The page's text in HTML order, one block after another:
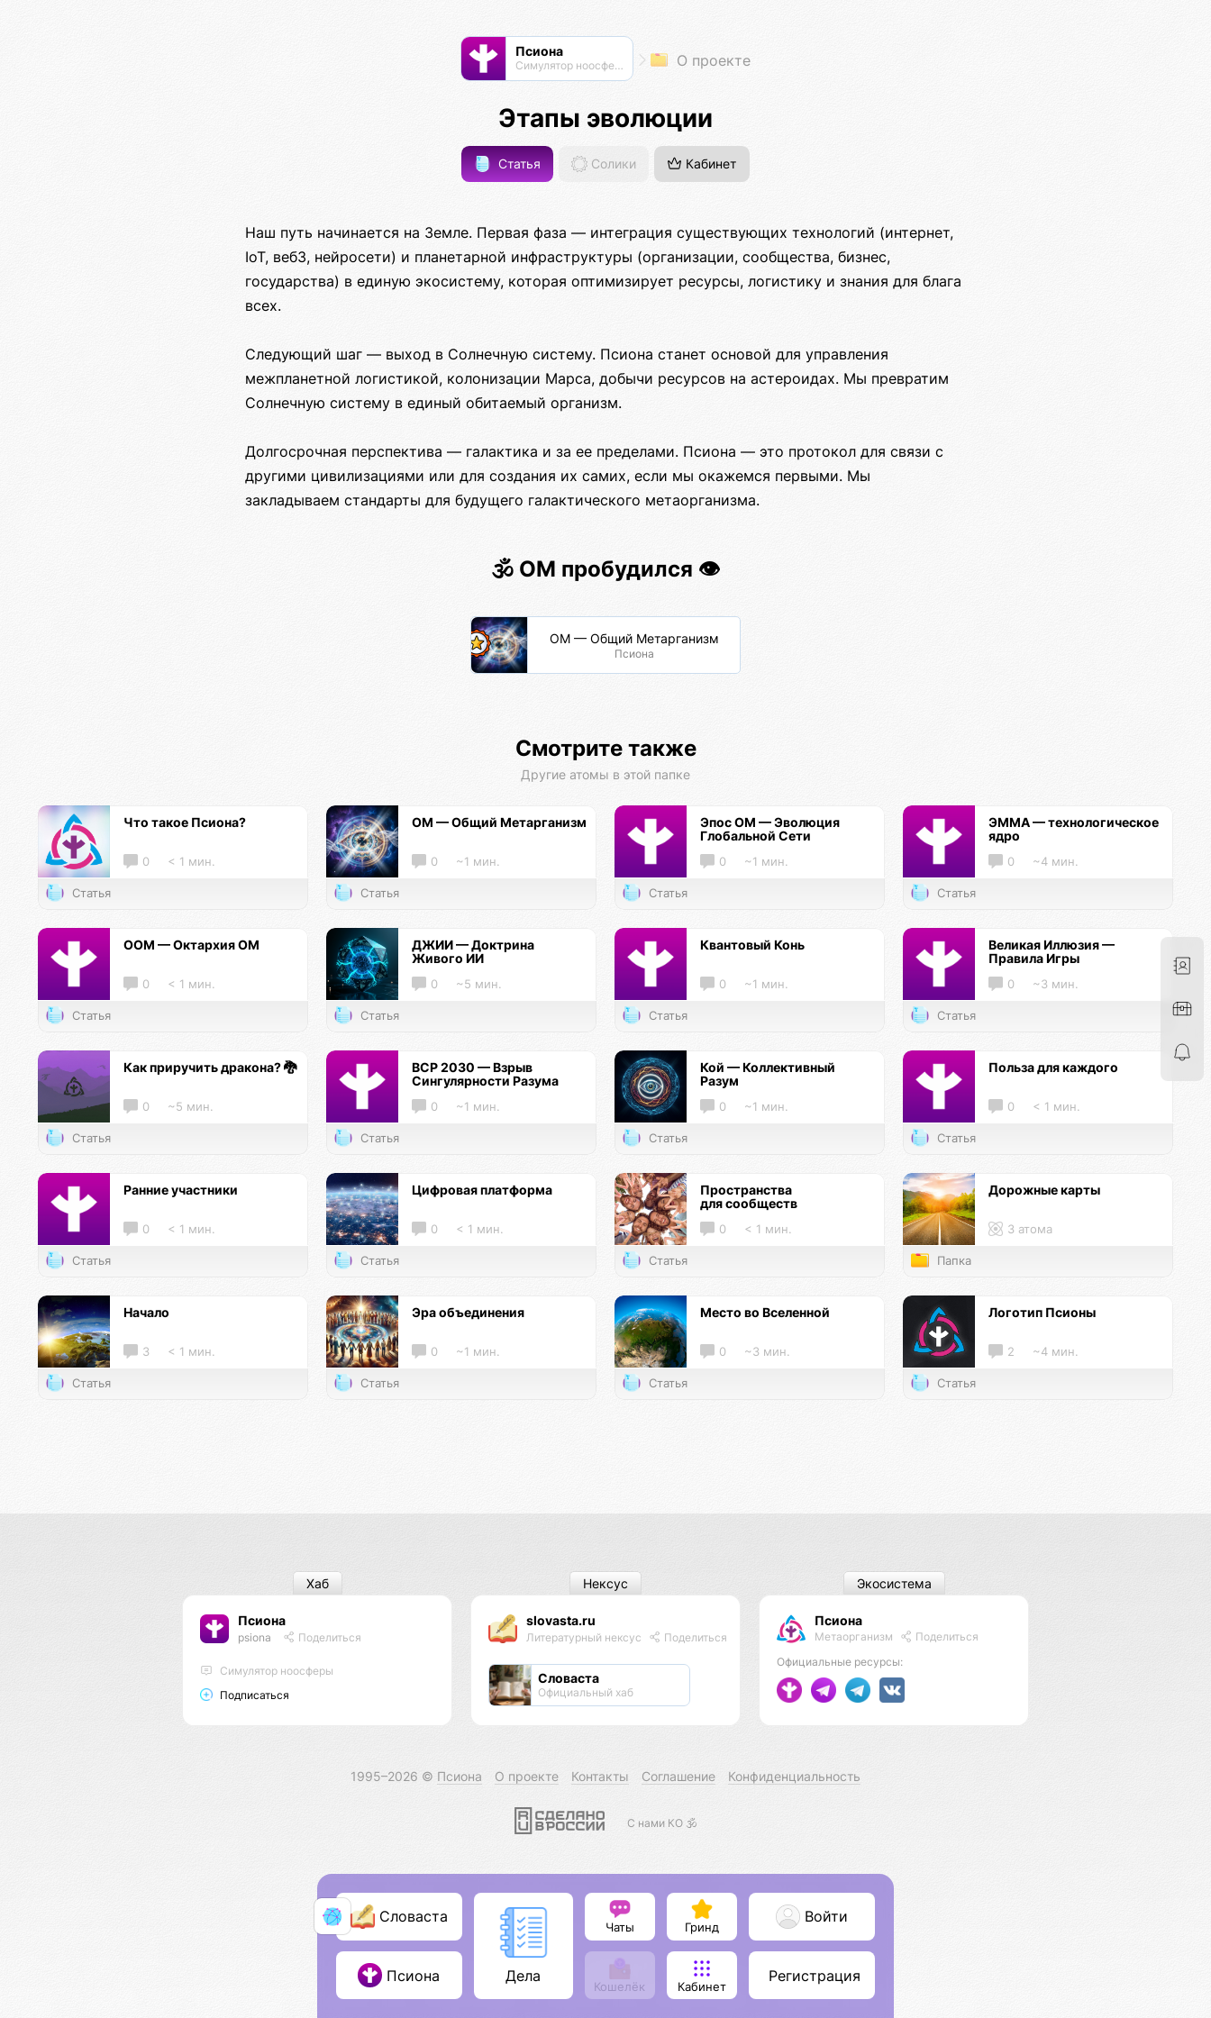
Псиона
Cимулятор ноосферы О проекте
Этапы эволюции
Статья Солики Кабинет
Наш путь начинается на Земле. Первая фаза — интеграция существующих технологий (интернет,
IoT, веб3, нейросети) и планетарной инфраструктуры (организации, сообщества, бизнес,
государства) в единую экосистему, которая оптимизирует ресурсы, логистику и знания для блага
всех.
Следующий шаг — выход в Солнечную систему. Псиона станет основой для управления
межпланетной логистикой, колонизации Марса, добычи ресурсов на астероидах. Мы превратим
Солнечную систему в единый обитаемый организм.
Долгосрочная перспектива — галактика и за ее пределами. Псиона — это протокол для связи с
другими цивилизациями или для создания их самих, если мы окажемся первыми. Мы
закладываем стандарты для будущего галактического метаорганизма.
🕉️ ОМ пробудился 👁️
ОМ — Общий Метарганизм
Псиона
Смотрите также
Другие атомы в этой папке
Что такое Псиона?
0 < 1 мин.
Статья
ОМ — Общий Метарганизм
0 ~1 мин.
Статья
Эпос ОМ — Эволюция
Глобальной Сети
0 ~1 мин.
Статья
ЭММА — технологическое
ядро
0 ~4 мин.
Статья
ООМ — Октархия ОМ
0 < 1 мин.
Статья
ДЖИИ — Доктрина
Живого ИИ
0 ~5 мин.
Статья
Квантовый Конь
0 ~1 мин.
Статья
Великая Иллюзия —
Правила Игры
0 ~3 мин.
Статья
Как приручить дракона? 🐉
0 ~5 мин.
Статья
ВСР 2030 — Взрыв
Сингулярности Разума
0 ~1 мин.
Статья
Кой — Коллективный
Разум
0 ~1 мин.
Статья
Польза для каждого
0 < 1 мин.
Статья
Ранние участники
0 < 1 мин.
Статья
Цифровая платформа
0 < 1 мин.
Статья
Пространства
для сообществ
0 < 1 мин.
Статья
Дорожные карты
3 атома
Папка
Начало
3 < 1 мин.
Статья
Эра объединения
0 ~1 мин.
Статья
Место во Вселенной
0 ~3 мин.
Статья
Логотип Псионы
2 ~4 мин.
Статья
Псиона
psiona Поделиться
Cимулятор ноосферы
Подписаться
Хаб
slovasta.ru
Литературный нексус Поделиться
Словаста
Официальный хаб
Нексус
Псиона
Метаорганизм
Поделиться
Официальные ресурсы:
Экосистема
1995–2026 © Псиона О проекте Контакты Соглашение Конфиденциальность
С нами КО 🕉️
Словаста
Псиона Дела
Чаты Гринд
Кошелёк Кабинет
Войти
Регистрация